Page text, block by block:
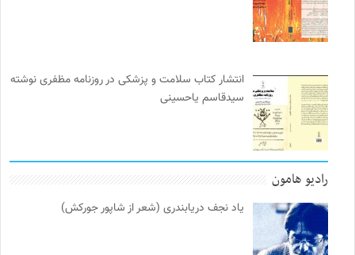
انتشار کتاب سلامت و پزشکی در روزنامه مظفری نوشته
سیدقاسم یاحسینی
رادیو هامون
یاد نجف دریابندری (شعر از شاپور جورکش)